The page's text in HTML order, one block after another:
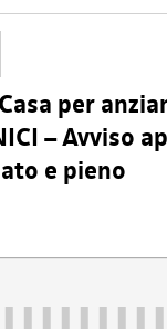
per
– Avviso
e pieno